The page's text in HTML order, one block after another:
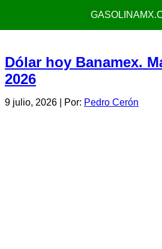
Dólar hoy Banamex.
2026
9 julio, 2026 | Por: Pedro Cerón